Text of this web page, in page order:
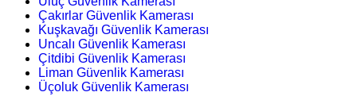
Çakırlar Güvenlik Kamerası
Kuşkavağı Güvenlik Kamerası
Uncalı Güvenlik Kamerası
Çitdibi Güvenlik Kamerası
Liman Güvenlik Kamerası
Üçoluk Güvenlik Kamerası